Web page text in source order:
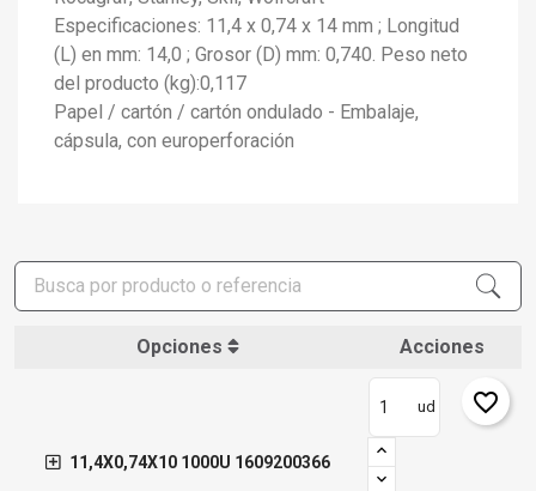
Añadir a la lista de deseos×
add_circle_outline
Crear nueva lista
Cancelar
deseos.
Cancelar Iniciar sesión
Especificaciones: 11,4 x 0,74 x 14 mm ; Longitud
(L) en mm: 14,0 ; Grosor (D) mm: 0,740. Peso neto
del producto (kg):0,117
Papel / cartón / cartón ondulado - Embalaje,
cápsula, con europerforación
Opciones Acciones
11,4X0,74X10 1000U 1609200366
ud favorite_border